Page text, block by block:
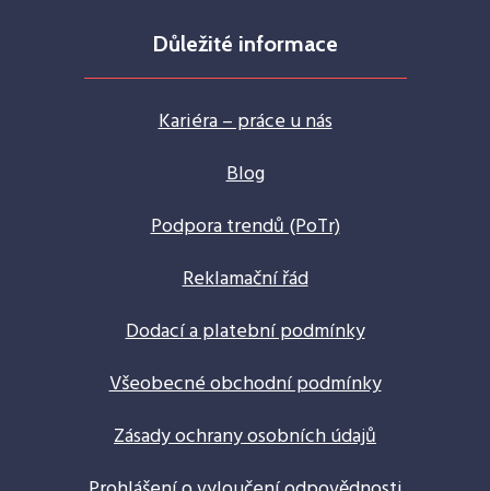
Důležité informace
Kariéra – práce u nás
Blog
Podpora trendů (PoTr)
Reklamační řád
Dodací a platební podmínky
Všeobecné obchodní podmínky
Zásady ochrany osobních údajů